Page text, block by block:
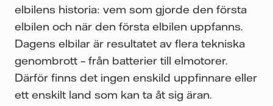
elbilens historia: vem som gjorde den första
elbilen och när den första elbilen uppfanns.
Dagens elbilar är resultatet av flera tekniska
genombrott – från batterier till elmotorer.
Därför finns det ingen enskild uppfinnare eller
ett enskilt land som kan ta åt sig äran.